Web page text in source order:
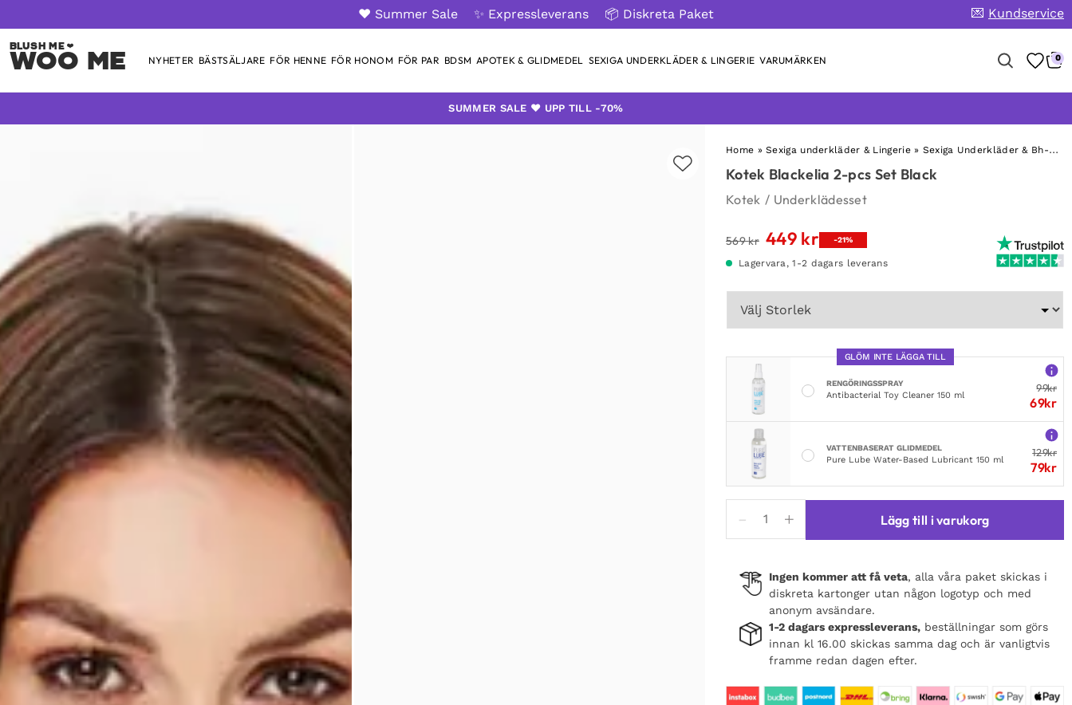
❤️ Summer Sale ✨ Expressleverans 📦 Diskreta Paket 💌 Kundservice
Woo Me NYHETER BÄSTSÄLJARE FÖR HENNE FÖR HONOM FÖR PAR BDSM APOTEK & GLIDMEDEL SEXIGA UNDERKLÄDER & LINGERIE VARUMÄRKEN 0
SUMMER SALE ❤️ UPP TILL -70%
Home »Sexiga underkläder & Lingerie» Sexiga Underkläder & Bh-Set
Kotek Blackelia 2-pcs Set Black
Kotek / Underklädesset
569kr Det
var:
569 kr.
449 krDet
priset
är:
-21%
Lagervara, 1-2 dagars leverans
GLÖM INTE LÄGGA TILL
RENGÖRINGSSPRAY
Antibacterial Toy Cleaner 150 ml
99kr
69kr
VATTENBASERAT GLIDMEDEL
Pure Lube Water-Based Lubricant 150 ml
129kr
79kr
Blackelia
Set
mängd
Lägg till i varukorg
Ingen kommer att få veta, alla våra paket skickas i
diskreta kartonger utan någon logotyp och med
anonym avsändare.
1-2 dagars expressleverans, beställningar som görs
innan kl 16.00 skickas samma dag och är vanligtvis
framme redan dagen efter.